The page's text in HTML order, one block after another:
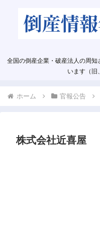
全国の倒産企業・破産法人の周
います（旧
ホーム 官報公告
株式会社近喜屋